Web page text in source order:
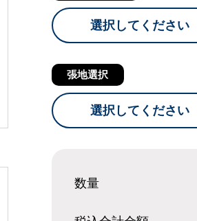
選択してください
張地選択
選択してください
数量